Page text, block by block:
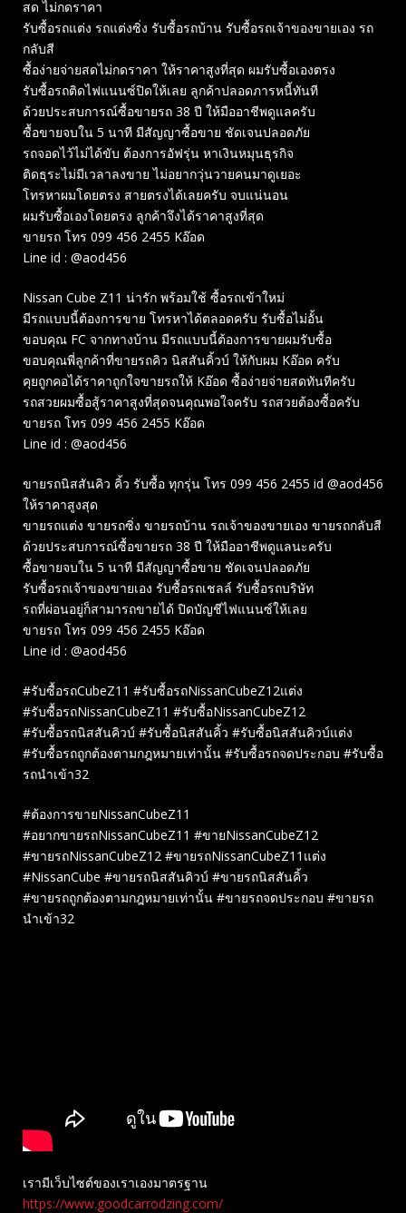
สด ไม่กดราคา
รับซื้อรถแต่ง รถแต่งซิ่ง รับซื้อรถบ้าน รับซื้อรถเจ้าของขายเอง รถ
กลับสี
ซื้อง่ายจ่ายสดไม่กดราคา ให้ราคาสูงที่สุด ผมรับซื้อเองตรง
รับซื้อรถติดไฟแนนซ์ปิดให้เลย ลูกค้าปลอดภารหนี้ทันที
ด้วยประสบการณ์ซื้อขายรถ 38 ปี ให้มืออาชีพดูแลครับ
ซื้อขายจบใน 5 นาที มีสัญญาซื้อขาย ชัดเจนปลอดภัย
รถจอดไว้ไม่ได้ขับ ต้องการอัฟรุ่น หาเงินหมุนธุรกิจ
ติดธุระไม่มีเวลาลงขาย ไม่อยากวุ่นวายคนมาดูเยอะ
โทรหาผมโดยตรง สายตรงได้เลยครับ จบแน่นอน
ผมรับซื้อเองโดยตรง ลูกค้าจึงได้ราคาสูงที่สุด
ขายรถ โทร 099 456 2455 Kอ๊อด
Line id : @aod456
Nissan Cube Z11 น่ารัก พร้อมใช้ ซื้อรถเข้าใหม่
มีรถแบบนี้ต้องการขาย โทรหาได้ตลอดครับ รับซื้อไม่อั้น
ขอบคุณ FC จากทางบ้าน มีรถแบบนี้ต้องการขายผมรับซื้อ
ขอบคุณพี่ลูกค้าที่ขายรถคิว นิสสันคิ้วบ์ ให้กับผม Kอ๊อด ครับ
คุยถูกคอได้ราคาถูกใจขายรถให้ Kอ๊อด ซื้อง่ายจ่ายสดทันทีครับ
รถสวยผมซื้อสู้ราคาสูงที่สุดจนคุณพอใจครับ รถสวยต้องซื้อครับ
ขายรถ โทร 099 456 2455 Kอ๊อด
Line id : @aod456
ขายรถนิสสันคิว คิ้ว รับซื้อ ทุกรุ่น โทร 099 456 2455 id @aod456
ให้ราคาสูงสุด
ขายรถแต่ง ขายรถซิ่ง ขายรถบ้าน รถเจ้าของขายเอง ขายรถกลับสี
ด้วยประสบการณ์ซื้อขายรถ 38 ปี ให้มืออาชีพดูแลนะครับ
ซื้อขายจบใน 5 นาที มีสัญญาซื้อขาย ชัดเจนปลอดภัย
รับซื้อรถเจ้าของขายเอง รับซื้อรถเชลล์ รับซื้อรถบริษัท
รถที่ผ่อนอยู่ก็สามารถขายได้ ปิดบัญชีไฟแนนซ์ให้เลย
ขายรถ โทร 099 456 2455 Kอ๊อด
Line id : @aod456
#รับซื้อรถCubeZ11 #รับซื้อรถNissanCubeZ12แต่ง
#รับซื้อรถNissanCubeZ11 #รับซื้อNissanCubeZ12
#รับซื้อรถนิสสันคิวบ์ #รับซื้อนิสสันคิ้ว #รับซื้อนิสสันคิวบ์แต่ง
#รับซื้อรถถูกต้องตามกฎหมายเท่านั้น #รับซื้อรถจดประกอบ #รับซื้อ
รถนำเข้า32
#ต้องการขายNissanCubeZ11
#อยากขายรถNissanCubeZ11 #ขายNissanCubeZ12
#ขายรถNissanCubeZ12 #ขายรถNissanCubeZ11แต่ง
#NissanCube #ขายรถนิสสันคิวบ์ #ขายรถนิสสันคิ้ว
#ขายรถถูกต้องตามกฎหมายเท่านั้น #ขายรถจดประกอบ #ขายรถ
นำเข้า32
เรามีเว็บไซต์ของเราเองมาตรฐาน
https://www.goodcarrodzing.com/